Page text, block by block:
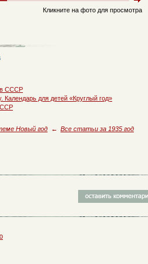
Кликните на фото для просмотра
в СССР
Календарь для детей «Круглый год»
Новый год ← Все статьи за 1935 год